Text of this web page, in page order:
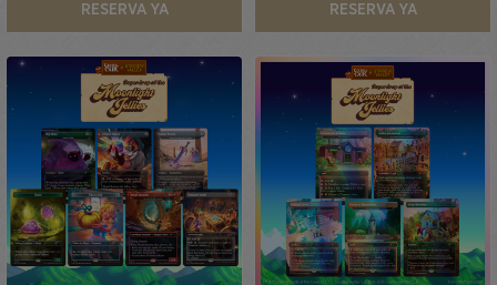
RESERVA YA RESERVA YA